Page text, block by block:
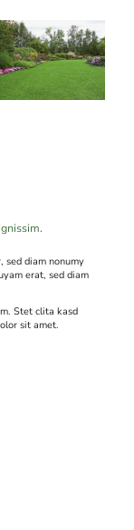
sed diam nonumy
erat, sed diam
Stet clita kasd
sit amet.